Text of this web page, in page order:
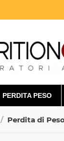
PERDITA PESO
/ Perdita di